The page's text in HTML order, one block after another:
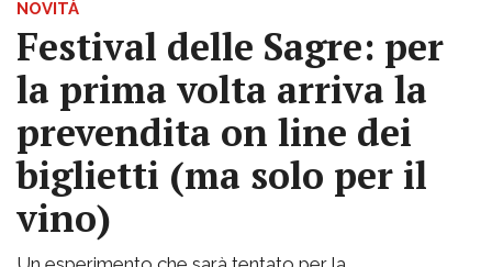
NOVITÀ
Festival delle Sagre: per
la prima volta arriva la
prevendita on line dei
biglietti (ma solo per il
vino)